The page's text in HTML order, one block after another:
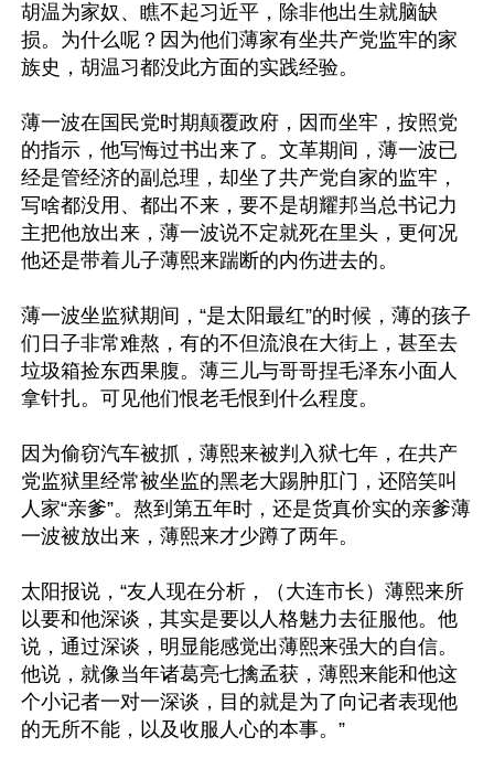
胡温为家奴、瞧不起习近平，除非他出生就脑缺
损。为什么呢？因为他们薄家有坐共产党监牢的家
族史，胡温习都没此方面的实践经验。
薄一波在国民党时期颠覆政府，因而坐牢，按照党
的指示，他写悔过书出来了。文革期间，薄一波已
经是管经济的副总理，却坐了共产党自家的监牢，
写啥都没用、都出不来，要不是胡耀邦当总书记力
主把他放出来，薄一波说不定就死在里头，更何况
他还是带着儿子薄熙来踹断的内伤进去的。
薄一波坐监狱期间，“是太阳最红”的时候，薄的孩子
们日子非常难熬，有的不但流浪在大街上，甚至去
垃圾箱捡东西果腹。薄三儿与哥哥捏毛泽东小面人
拿针扎。可见他们恨老毛恨到什么程度。
因为偷窃汽车被抓，薄熙来被判入狱七年，在共产
党监狱里经常被坐监的黑老大踢肿肛门，还陪笑叫
人家“亲爹”。熬到第五年时，还是货真价实的亲爹薄
一波被放出来，薄熙来才少蹲了两年。
太阳报说，“友人现在分析，（大连市长）薄熙来所
以要和他深谈，其实是要以人格魅力去征服他。他
说，通过深谈，明显能感觉出薄熙来强大的自信。
他说，就像当年诸葛亮七擒孟获，薄熙来能和他这
个小记者一对一深谈，目的就是为了向记者表现他
的无所不能，以及收服人心的本事。”